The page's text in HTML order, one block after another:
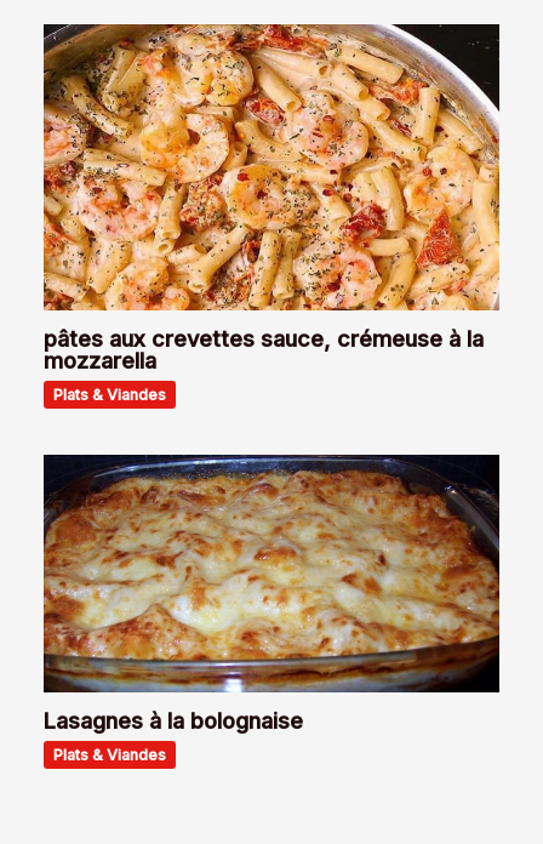
pâtes aux crevettes sauce, crémeuse à la
mozzarella
Plats & Viandes
Lasagnes à la bolognaise
Plats & Viandes